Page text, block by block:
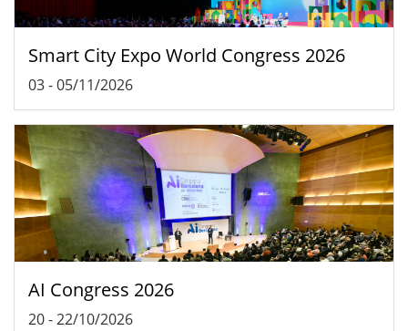
Smart City Expo World Congress 2026
03-05/11/2026
AI Congress 2026
20-22/10/2026